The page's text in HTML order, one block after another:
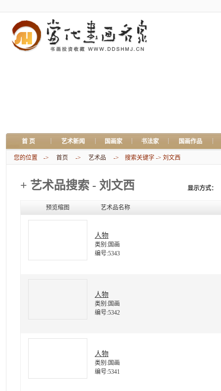
首 页 艺术新闻 国画家 书法家 国画作品
您的位置 -> 首页 -> 艺术品 -> 搜索关键字 -> 刘文西
+ 艺术品搜索 - 刘文西 显示方式：
预览缩图 艺术品名称
人物
类别:国画
编号:5343
人物
类别:国画
编号:5342
人物
类别:国画
编号:5341